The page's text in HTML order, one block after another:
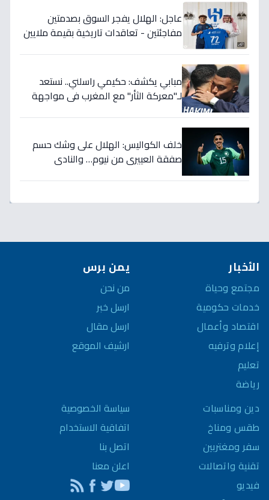
عاجل: الهلال يفجر السوق بصدمتين
مفاجئتين - تعاقدات تاريخية بقيمة ملايين
مبابي يكشف: حكيمي راسلني.. نستعد
لـ"معركة الثأر" مع المغرب في مواجهة
خلف الكواليس: الهلال على وشك حسم
صفقة العييري من نيوم… والنادي
الأخبار
مجتمع وحياة
خدمات حكومية
اقتصاد وأعمال
إعلام وترفيه
تعليم
رياضة
دين ومناسبات
طقس ومناخ
سفر ومغتربين
تقنية واتصالات
فيديو
يمن برس
من نحن
ارسل خبر
ارسل مقال
ارشيف الموقع
سياسة الخصوصية
اتفاقية الاستخدام
اتصل بنا
اعلن معنا